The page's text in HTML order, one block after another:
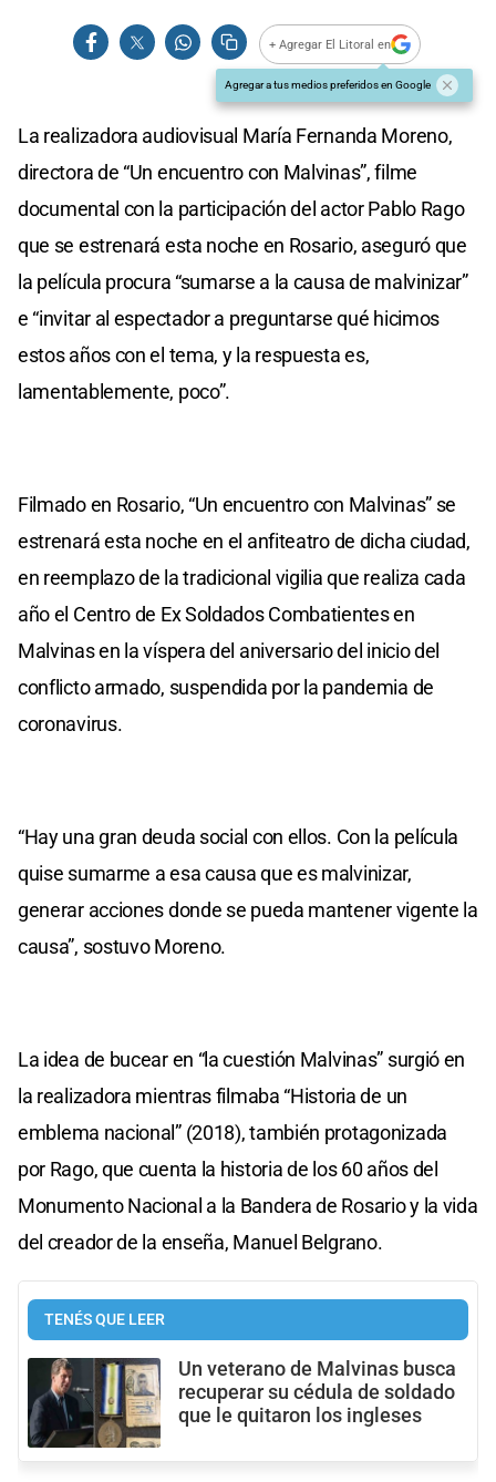
+ Agregar El Litoral en
Agregar a tus medios preferidos en Google
La realizadora audiovisual María Fernanda Moreno,
directora de “Un encuentro con Malvinas”, filme
documental con la participación del actor Pablo Rago
que se estrenará esta noche en Rosario, aseguró que
la película procura “sumarse a la causa de malvinizar”
e “invitar al espectador a preguntarse qué hicimos
estos años con el tema, y la respuesta es,
lamentablemente, poco”.
Filmado en Rosario, “Un encuentro con Malvinas” se
estrenará esta noche en el anfiteatro de dicha ciudad,
en reemplazo de la tradicional vigilia que realiza cada
año el Centro de Ex Soldados Combatientes en
Malvinas en la víspera del aniversario del inicio del
conflicto armado, suspendida por la pandemia de
coronavirus.
“Hay una gran deuda social con ellos. Con la película
quise sumarme a esa causa que es malvinizar,
generar acciones donde se pueda mantener vigente la
causa”, sostuvo Moreno.
La idea de bucear en “la cuestión Malvinas” surgió en
la realizadora mientras filmaba “Historia de un
emblema nacional” (2018), también protagonizada
por Rago, que cuenta la historia de los 60 años del
Monumento Nacional a la Bandera de Rosario y la vida
del creador de la enseña, Manuel Belgrano.
TENÉS QUE LEER
Un veterano de Malvinas busca
recuperar su cédula de soldado
que le quitaron los ingleses